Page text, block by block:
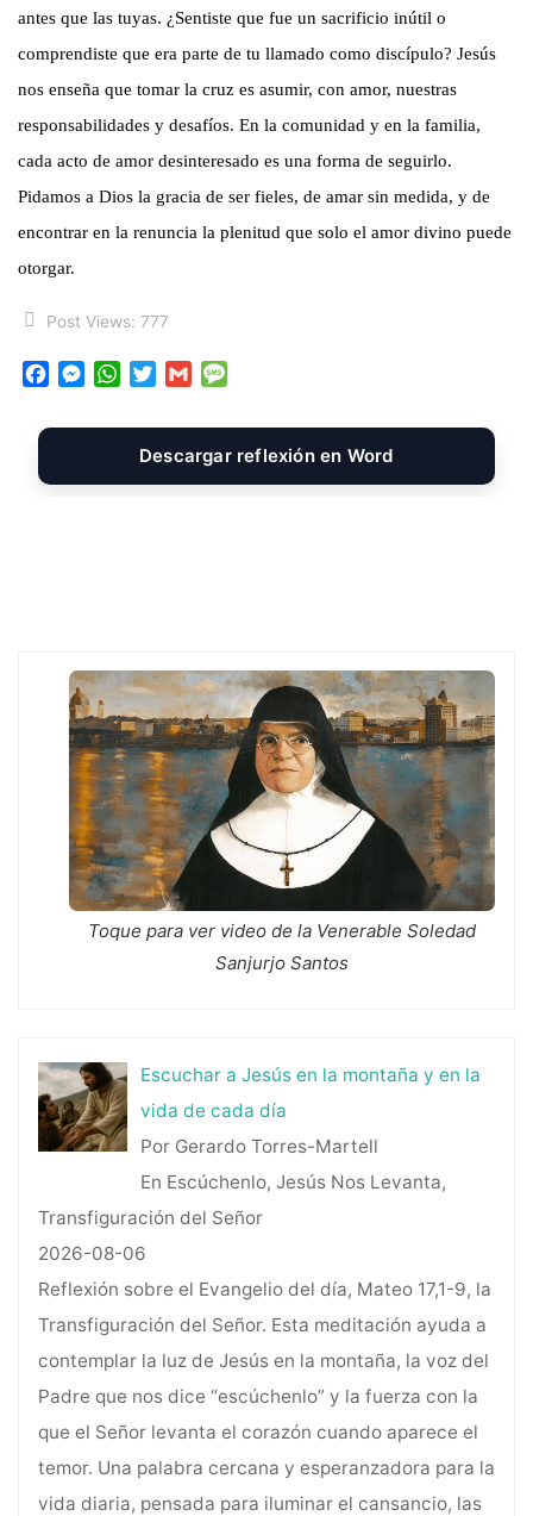
antes que las tuyas. ¿Sentiste que fue un sacrificio inútil o
comprendiste que era parte de tu llamado como discípulo? Jesús
nos enseña que tomar la cruz es asumir, con amor, nuestras
responsabilidades y desafíos. En la comunidad y en la familia,
cada acto de amor desinteresado es una forma de seguirlo.
Pidamos a Dios la gracia de ser fieles, de amar sin medida, y de
encontrar en la renuncia la plenitud que solo el amor divino puede
otorgar.
Post Views: 777
c
b
M
s
e
W
a
s
i
t
t
G
a
i
l
s
s
a
Descargar reflexión en Word
Toque para ver video de la Venerable Soledad
Sanjurjo Santos
Escuchar a Jesús en la montaña y en la
vida de cada día
Por Gerardo Torres-Martell
En Escúchenlo, Jesús Nos Levanta,
Transfiguración del Señor
2026-08-06
Reflexión sobre el Evangelio del día, Mateo 17,1-9, la
Transfiguración del Señor. Esta meditación ayuda a
contemplar la luz de Jesús en la montaña, la voz del
Padre que nos dice “escúchenlo” y la fuerza con la
que el Señor levanta el corazón cuando aparece el
temor. Una palabra cercana y esperanzadora para la
vida diaria, pensada para iluminar el cansancio, las